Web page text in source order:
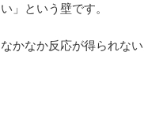
」という壁です。
かなか反応が得られない